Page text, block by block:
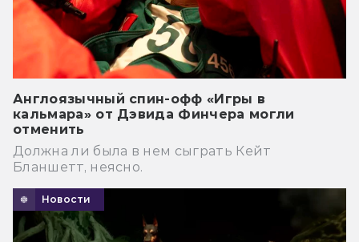
Англоязычный спин-офф «Игры в
кальмара» от Дэвида Финчера могли
отменить
Должна ли была в нем сыграть Кейт
Бланшетт, неясно.
Новости